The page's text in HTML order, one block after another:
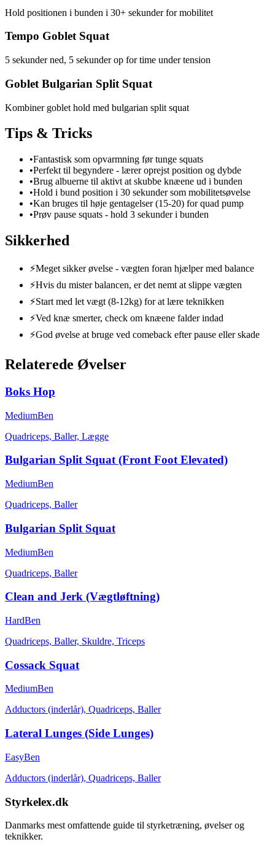
Hold positionen i bunden i 30+ sekunder for mobilitet
Tempo Goblet Squat
5 sekunder ned, 5 sekunder op for time under tension
Goblet Bulgarian Split Squat
Kombiner goblet hold med bulgarian split squat
Tips & Tricks
•Fantastisk som opvarmning før tunge squats
•Perfekt til begyndere - lærer oprejst position og dybde
•Brug albuerne til aktivt at skubbe knæene ud i bunden
•Hold i bund position i 30 sekunder som mobilitetsøvelse
•Kan bruges til høje gentagelser (15-20) for quad pump
•Prøv pause squats - hold 3 sekunder i bunden
Sikkerhed
⚡Meget sikker øvelse - vægten foran hjælper med balance
⚡Hvis du mister balancen, er det nemt at slippe vægten
⚡Start med let vægt (8-12kg) for at lære teknikken
⚡Ved knæ smerter, check om knæene falder indad
⚡God øvelse at bruge ved comeback efter pause eller skade
Relaterede Øvelser
Boks Hop
MediumBen
Quadriceps, Baller, Lægge
Bulgarian Split Squat (Front Foot Elevated)
MediumBen
Quadriceps, Baller
Bulgarian Split Squat
MediumBen
Quadriceps, Baller
Clean and Jerk (Vægtløftning)
HardBen
Quadriceps, Baller, Skuldre, Triceps
Cossack Squat
MediumBen
Adductors (inderlår), Quadriceps, Baller
Lateral Lunges (Side Lunges)
EasyBen
Adductors (inderlår), Quadriceps, Baller
Styrkelex.dk
Danmarks mest omfattende guide til styrketræning, øvelser og
teknikker.